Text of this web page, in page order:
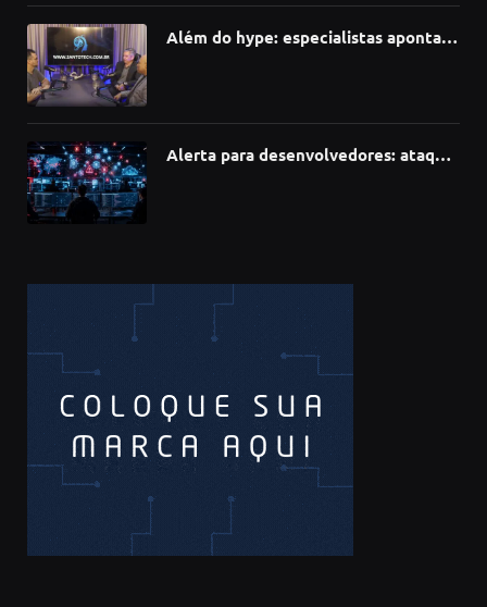
Além do hype: especialistas apontam
Alerta para desenvolvedores: ataque